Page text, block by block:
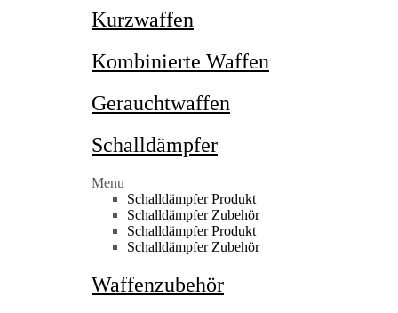
Kurzwaffen
Kombinierte Waffen
Gerauchtwaffen
Schalldämpfer
Menu
Schalldämpfer Produkt
Schalldämpfer Zubehör
Schalldämpfer Produkt
Schalldämpfer Zubehör
Waffenzubehör